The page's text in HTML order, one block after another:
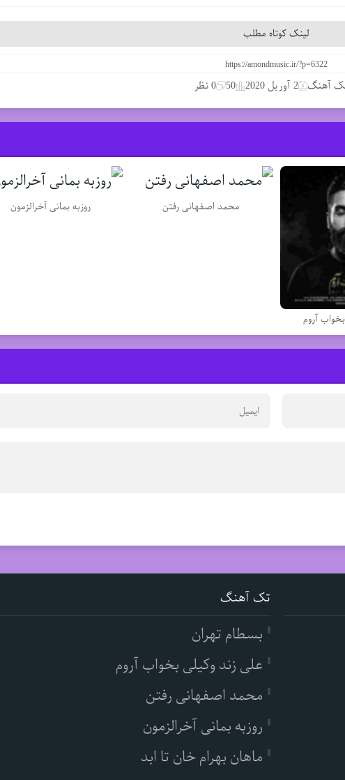
لینک کوتاه مطلب
آهنگ 2 آوریل 2020 50 0 نظر
آروم
محمد اصفهانی رفتن روزبه بمانی آخرالزمون
تک آهنگ
بسطام تهران
علی زند وکیلی بخواب آروم
محمد اصفهانی رفتن
روزبه بمانی آخرالزمون
ماهان بهرام خان تا ابد